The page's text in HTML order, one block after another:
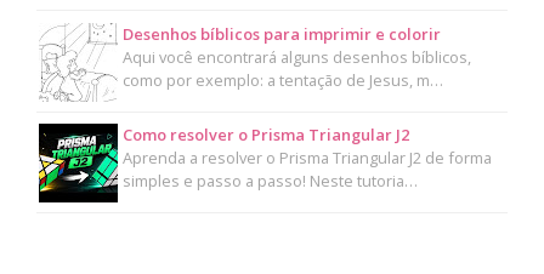
Desenhos bíblicos para imprimir e colorir
Aqui você encontrará alguns desenhos bíblicos,
como por exemplo: a tentação de Jesus, m…
Como resolver o Prisma Triangular J2
Aprenda a resolver o Prisma Triangular J2 de forma
simples e passo a passo! Neste tutoria…